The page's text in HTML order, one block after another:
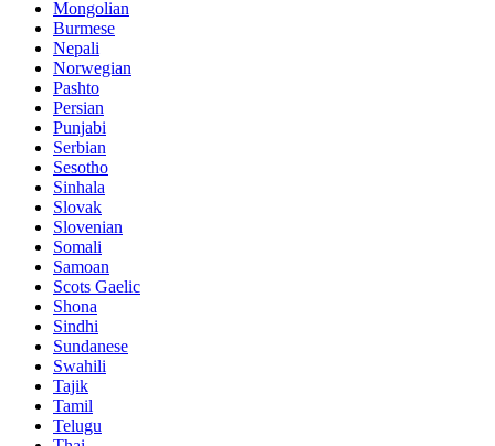
Mongolian
Burmese
Nepali
Norwegian
Pashto
Persian
Punjabi
Serbian
Sesotho
Sinhala
Slovak
Slovenian
Somali
Samoan
Scots Gaelic
Shona
Sindhi
Sundanese
Swahili
Tajik
Tamil
Telugu